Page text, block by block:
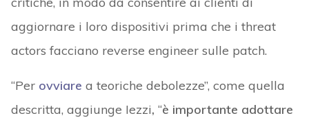
aggiornare i loro dispositivi prima che i threat
actors facciano reverse engineer sulle patch.
“Per ovviare a teoriche debolezze”, come quella
descritta, aggiunge Iezzi, “è importante adottare